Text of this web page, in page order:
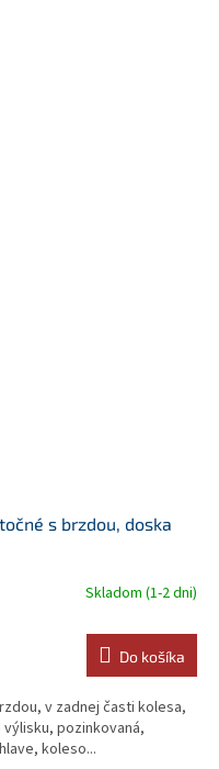
s brzdou, doska
Skladom (1-2 dni)
Do košíka
v zadnej časti kolesa,
pozinkovaná,
koleso...